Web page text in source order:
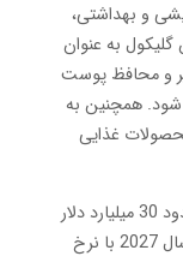
و بهداشتی،
به عنوان
و محافظ پوست
همچنین به
غذایی
در سال 2022 حدود 30 میلیارد دلار
برآورد شده است. این بازار انتظار می رود تا سال 2027 با نرخ